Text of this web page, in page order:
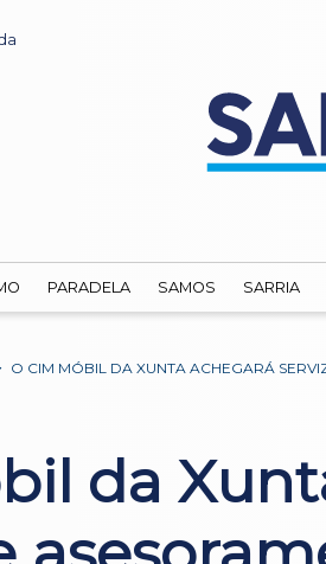
PARADELA SAMOS SARRIA
O CIM MÓBIL DA XUNTA ACHEGARÁ
da